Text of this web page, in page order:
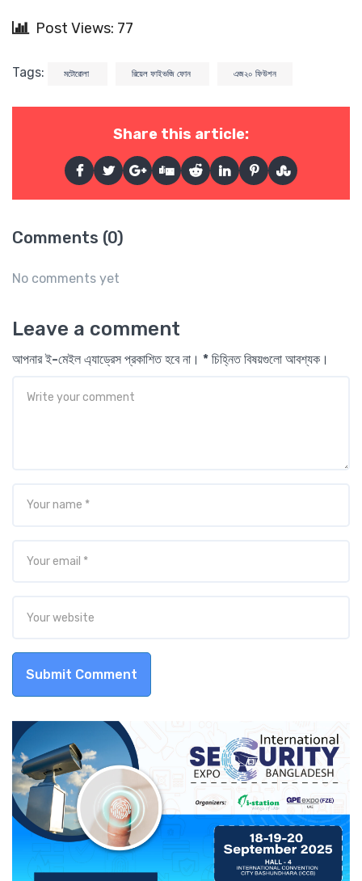
Post Views: 77
Tags: মটোরোলা রিয়েল ফাইভজি ফোন এজ২০ ফিউশন
Share this article:
Comments (0)
No comments yet
Leave a comment
আপনার ই-মেইল এ্যাড্রেস প্রকাশিত হবে না। * চিহ্নিত বিষয়গুলো আবশ্যক।
Submit Comment